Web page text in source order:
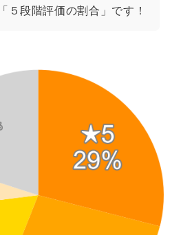
５段階評価の割合」です！